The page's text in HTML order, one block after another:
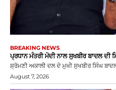
BREAKING NEWS
ਪ੍ਰਧਾਨ ਮੰਤਰੀ ਮੋਦੀ ਨਾਲ ਸੁਖਬੀਰ ਬਾਦਲ
ਸ਼੍ਰੋਮਣੀ ਅਕਾਲੀ ਦਲ ਦੇ ਮੁਖੀ ਸੁਖਬੀਰ ਸਿੰਘ
August 7, 2026